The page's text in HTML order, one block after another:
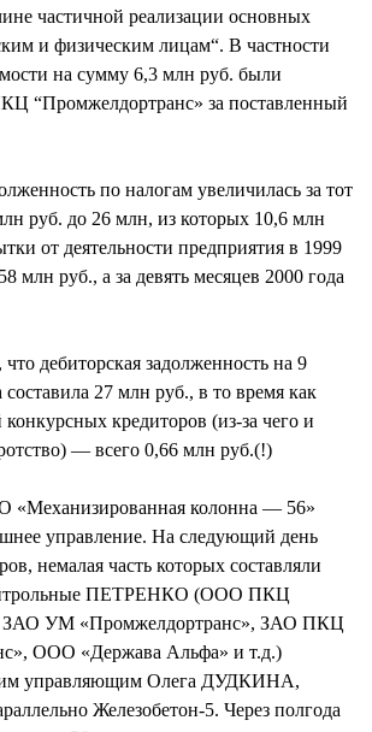
частичной реализации основных
и физическим лицам“. В частности
на сумму 6,3 млн руб. были
“Промжелдортранс» за поставленный
по налогам увеличилась за тот
руб. до 26 млн, из которых 10,6 млн
от деятельности предприятия в 1999
млн руб., а за девять месяцев 2000 года
дебиторская задолженность на 9
составила 27 млн руб., в то время как
кредиторов (из-за чего и
— всего 0,66 млн руб.(!)
«Механизированная колонна — 56»
управление. На следующий день
немалая часть которых составляли
ПЕТРЕНКО (ООО ПКЦ
ЗАО УМ «Промжелдортранс», ЗАО ПКЦ
ООО «Держава Альфа» и т.д.)
управляющим Олега ДУДКИНА,
Железобетон-5. Через полгода